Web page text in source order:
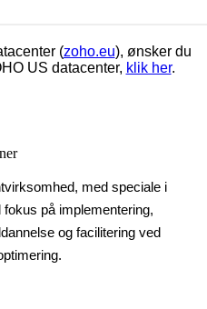
(zoho.eu), ønsker du
US datacenter, klik her.
med speciale i
på implementering,
og facilitering ved